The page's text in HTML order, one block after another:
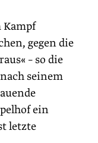
Kampf
gegen die
– so die
seinem
ein
letzte